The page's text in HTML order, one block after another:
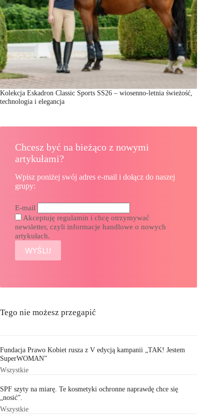
Kolekcja Eskadron Classic Sports SS26 – wiosenno-letnia świeżość,
technologia i elegancja
Chcesz być na bieżąco z nowymi
artykułami?
Wpisz poniżej swój adres e-mail i dołącz do naszej
grupy:
E-mail
Akceptuję regulamin i chcę otrzymywać
newsletter, czyli informacje handlowe o nowych
artykułach.
Tego nie możesz przegapić
Fundacja Prawo Kobiet rusza z V edycją kampanii „TAK! Jestem
SuperWOMAN”
Wszystkie
SPF szyty na miarę. Te kosmetyki ochronne naprawdę chce się
„nosić”.
Wszystkie